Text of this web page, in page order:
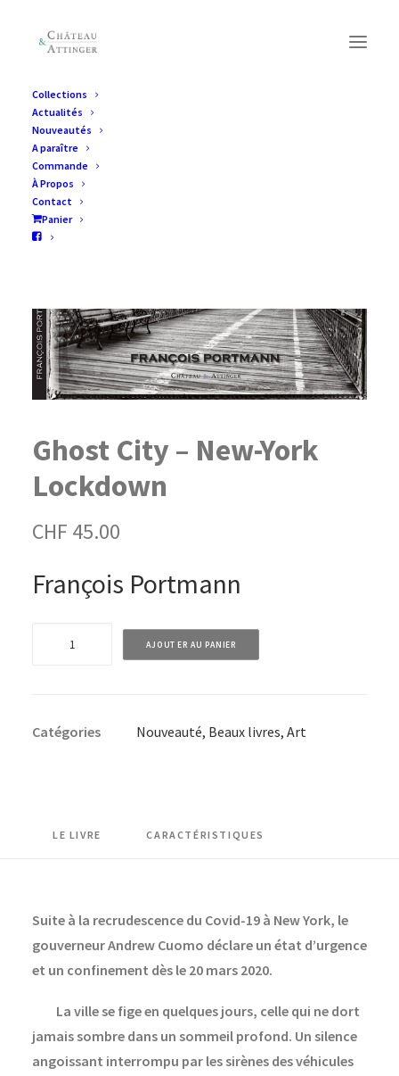
Collections
Actualités
Nouveautés
A paraître
Commande
À Propos
Contact
Panier
Ghost City – New-York
Lockdown
CHF 45.00
François Portmann
-
AJOUTER AU PANIER
Catégories Nouveauté, Beaux livres, Art
LE LIVRE CARACTÉRISTIQUES
Suite à la recrudescence du Covid-19 à New York, le
gouverneur Andrew Cuomo déclare un état d’urgence
et un confinement dès le 20 mars 2020.
La ville se fige en quelques jours, celle qui ne dort
jamais sombre dans un sommeil profond. Un silence
angoissant interrompu par les sirènes des véhicules